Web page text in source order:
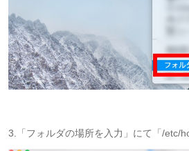
3.「フォルダの場所を入力」にて「/etc/